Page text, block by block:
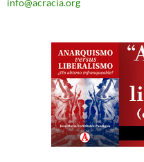
info@acracia.org